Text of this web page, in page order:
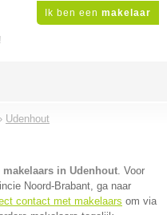
Ik ben een makelaar
Udenhout
makelaars in Udenhout. Voor
Noord-Brabant, ga naar
contact met makelaars om via